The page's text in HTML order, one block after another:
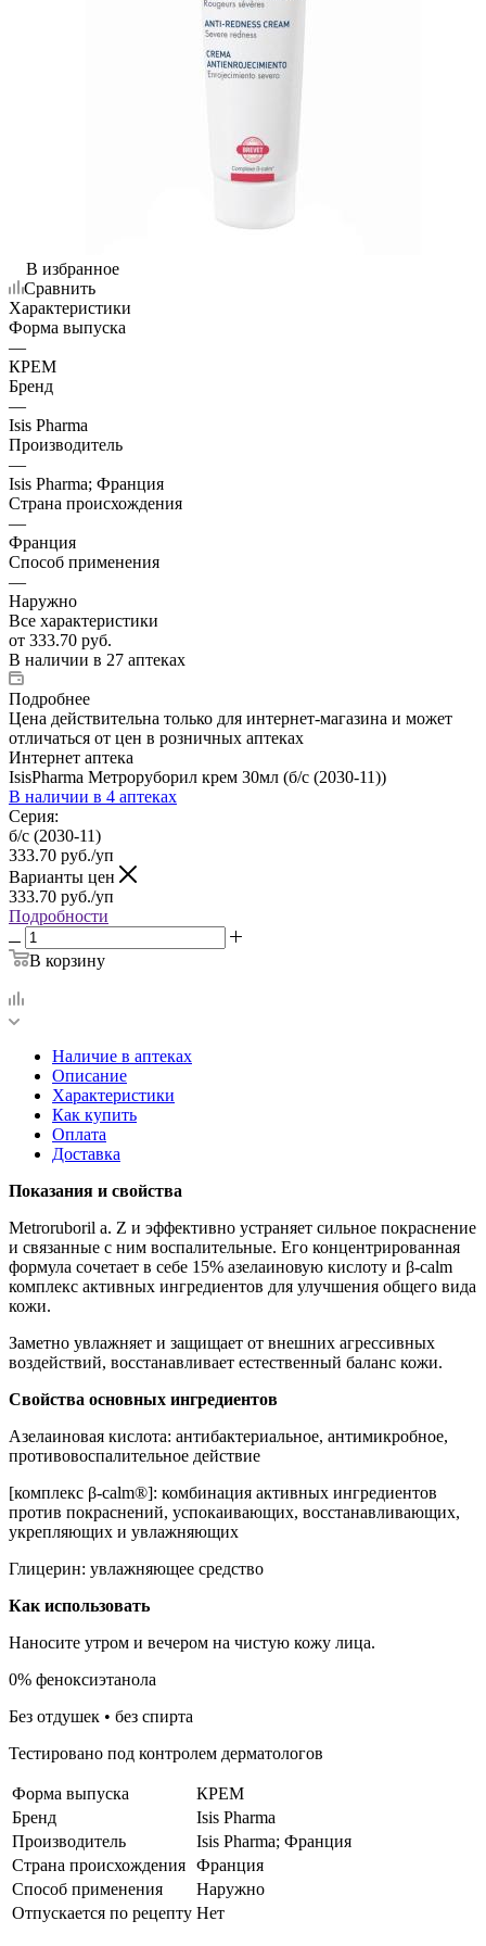
В избранное
Сравнить
Характеристики
Форма выпуска
—
КРЕМ
Бренд
—
Isis Pharma
Производитель
—
Isis Pharma; Франция
Страна происхождения
—
Франция
Способ применения
—
Наружно
Все характеристики
от 333.70 руб.
В наличии в 27 аптеках
Подробнее
Цена действительна только для интернет-магазина и может
отличаться от цен в розничных аптеках
Интернет аптека
IsisPharma Метроруборил крем 30мл (б/с (2030-11))
В наличии в 4 аптеках
Серия:
б/с (2030-11)
333.70 руб./уп
Варианты цен
333.70 руб./уп
Подробности
В корзину
Наличие в аптеках
Описание
Характеристики
Как купить
Оплата
Доставка
Показания и свойства
Metroruboril а. Z и эффективно устраняет сильное покраснение
и связанные с ним воспалительные. Его концентрированная
формула сочетает в себе 15% азелаиновую кислоту и β-calm
комплекс активных ингредиентов для улучшения общего вида
кожи.
Заметно увлажняет и защищает от внешних агрессивных
воздействий, восстанавливает естественный баланс кожи.
Свойства основных ингредиентов
Азелаиновая кислота: антибактериальное, антимикробное,
противовоспалительное действие
[комплекс β-calm®]: комбинация активных ингредиентов
против покраснений, успокаивающих, восстанавливающих,
укрепляющих и увлажняющих
Глицерин: увлажняющее средство
Как использовать
Наносите утром и вечером на чистую кожу лица.
0% феноксиэтанола
Без отдушек • без спирта
Тестировано под контролем дерматологов
Форма выпуска
КРЕМ
Бренд
Isis Pharma
Производитель
Isis Pharma; Франция
Страна происхождения Франция
Способ применения
Наружно
Отпускается по рецепту Нет